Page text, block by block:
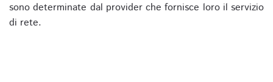
sono determinate dal provider che fornisce loro il servizio
di rete.